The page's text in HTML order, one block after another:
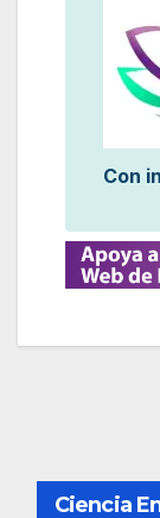
Con
N
Ciencia